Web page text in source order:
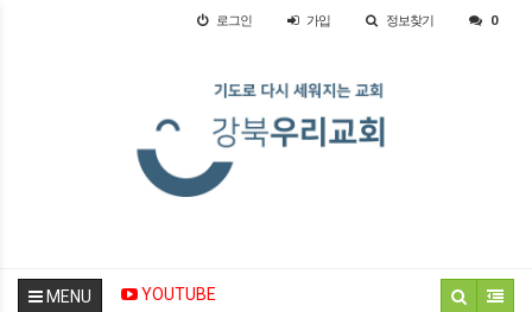
로그인 가입 정보찾기 0
MENU YOUTUBE